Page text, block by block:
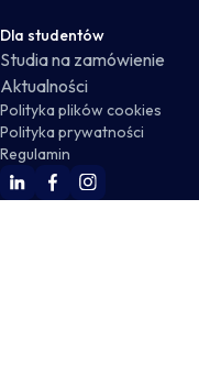
Dla studentów
Studia na zamówienie
Aktualności
Polityka plików cookies
Polityka prywatności
Regulamin
WSKZ Linkedin
WSKZ Facebook
WSKZ Instagram